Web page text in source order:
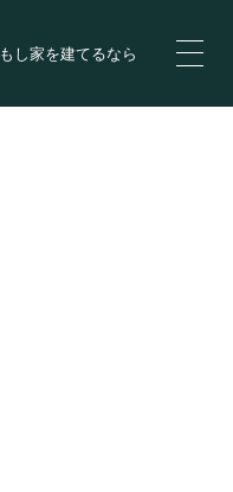
もし家を建てるなら